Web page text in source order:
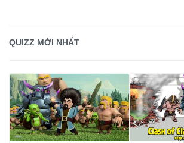
QUIZZ MỚI NHẤT